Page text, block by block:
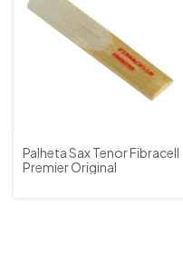
Palheta Sax Tenor Fibracell
Premier Original